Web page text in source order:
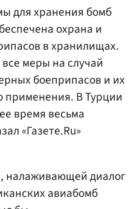
для хранения бомб
охрана и
в хранилищах.
меры на случай
боеприпасов и их
применения. В Турции
время весьма
«Газете.Ru»
налаживающей диалог
авиабомб